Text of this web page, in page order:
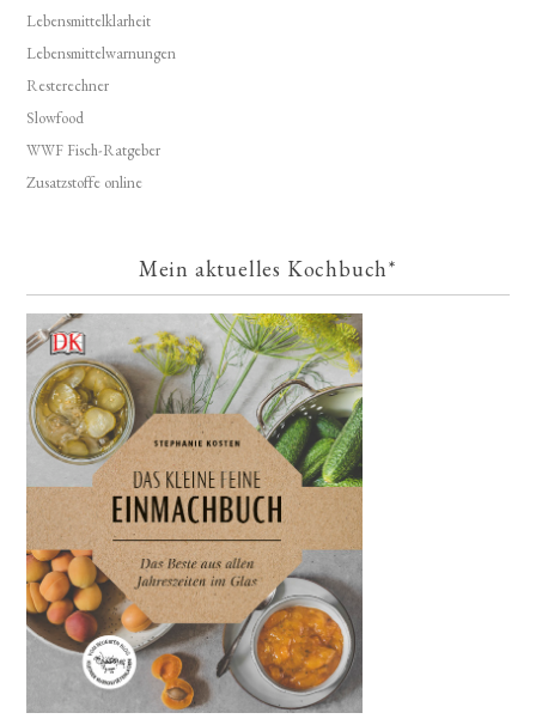
Lebensmittelklarheit
Lebensmittelwarnungen
Resterechner
Slowfood
WWF Fisch-Ratgeber
Zusatzstoffe online
Mein aktuelles Kochbuch*